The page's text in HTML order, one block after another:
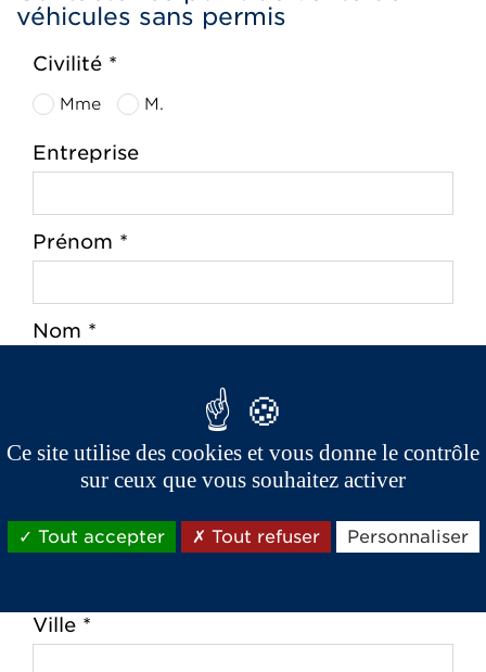
véhicules sans permis
Civilité *
Mme M.
Entreprise
Prénom *
Nom *
Adresse *
Code postal *
Ville *
Ce site utilise des cookies et vous donne le contrôle
sur ceux que vous souhaitez activer
Tout accepter Tout refuser Personnaliser